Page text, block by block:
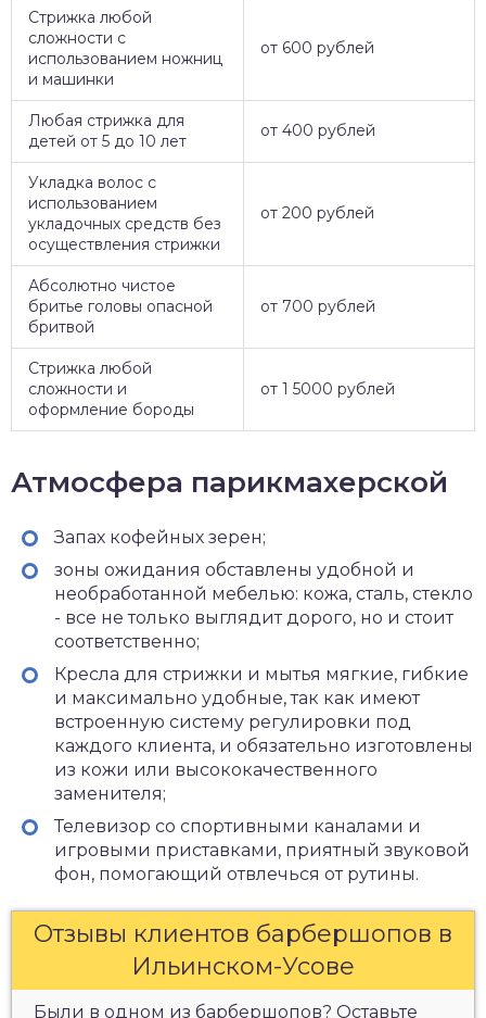
Стрижка любой
сложности с
использованием ножниц
и машинки
от 600 рублей
Любая стрижка для
детей от 5 до 10 лет
от 400 рублей
Укладка волос с
использованием
укладочных средств без
осуществления стрижки
от 200 рублей
Абсолютно чистое
бритье головы опасной
бритвой
от 700 рублей
Стрижка любой
сложности и
оформление бороды
от 1 5000 рублей
Атмосфера парикмахерской
Запах кофейных зерен;
зоны ожидания обставлены удобной и
необработанной мебелью: кожа, сталь, стекло
- все не только выглядит дорого, но и стоит
соответственно;
Кресла для стрижки и мытья мягкие, гибкие
и максимально удобные, так как имеют
встроенную систему регулировки под
каждого клиента, и обязательно изготовлены
из кожи или высококачественного
заменителя;
Телевизор со спортивными каналами и
игровыми приставками, приятный звуковой
фон, помогающий отвлечься от рутины.
Отзывы клиентов барбершопов в
Ильинском-Усове
Были в одном из барбершопов? Оставьте